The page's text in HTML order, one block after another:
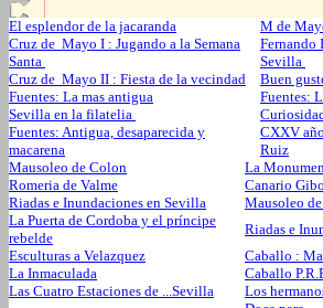
El esplendor de la jacaranda
M de
Cruz de Mayo I : Jugando a la Semana
Santa
Fernando
Sevilla
Cruz de Mayo II : Fiesta de la vecindad
Buen
Fuentes: La mas antigua
Fuentes:
Sevilla en la filatelia
Fuentes: Antigua, desaparecida y
macarena
CXXV
Ruiz
Mausoleo de Colon
La
Romeria de Valme
Canario
Riadas e Inundaciones en Sevilla
Mausoleo
La Puerta de Cordoba y el príncipe
rebelde
Riadas e
Esculturas a Velazquez
Caballo :
La Inmaculada
Caballo
Las Cuatro Estaciones de ...Sevilla
Los